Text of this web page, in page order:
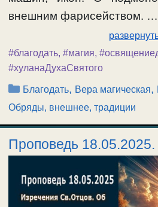
внешним фарисейством. …
#благодать, #магия,
#хуланаДухаСвятого
Рубрики
Благодать, Вера магическая,
Обряды, внешнее, традиции
Проповедь 18.05.2025.